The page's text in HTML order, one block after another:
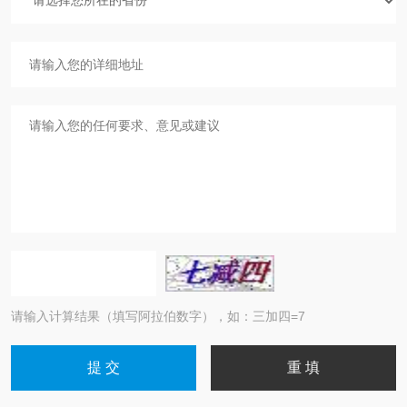
请输入计算结果（填写阿拉伯数字），如：三加四=7